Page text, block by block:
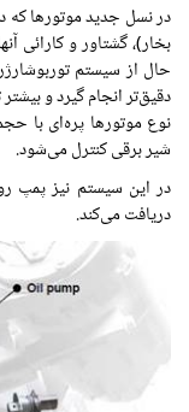
در نسل جدید موتورها
بخار)، گشتاور و کارائی
حال از سیستم
دقیق‌تر انجام گیرد و
نوع موتورها پره‌ای با
شیر برقی کنترل می‌شود.
در این سیستم نیز پمپ
دریافت می‌کند.